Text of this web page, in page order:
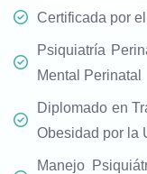
Certificada por
Psiquiatría
Mental Perinatal
Diplomado en
Obesidad por la
Manejo